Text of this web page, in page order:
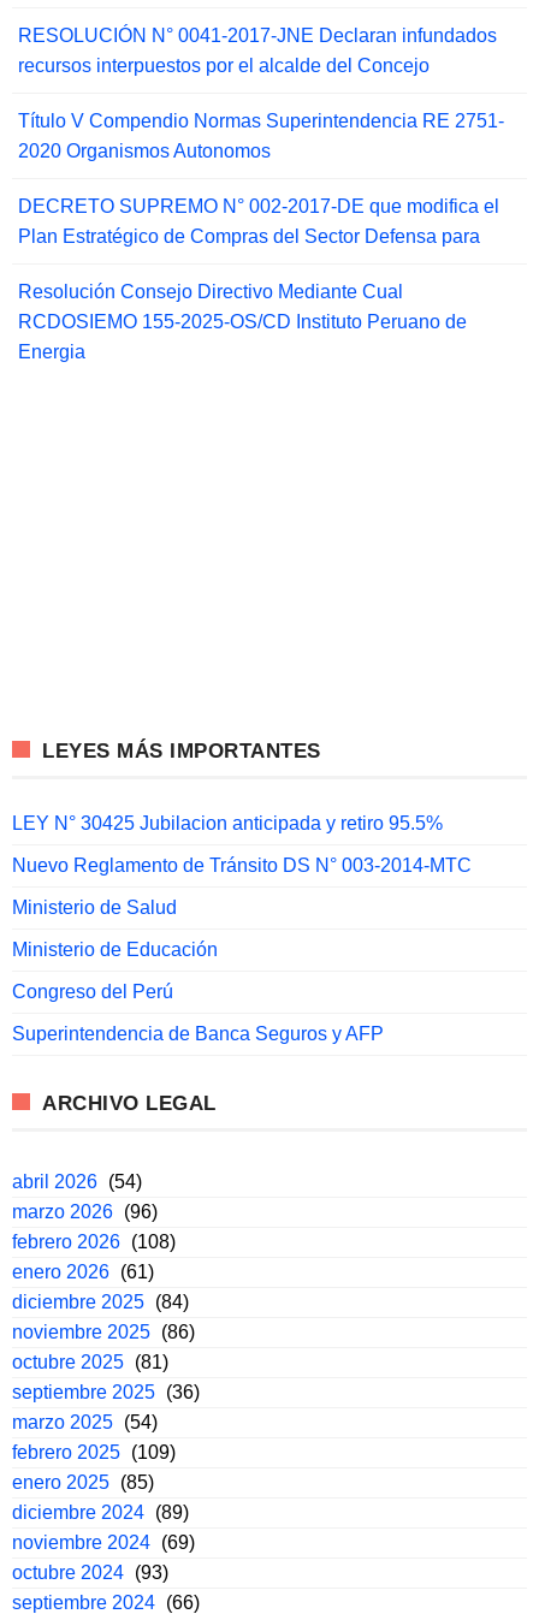
RESOLUCIÓN N° 0041-2017-JNE Declaran infundados
recursos interpuestos por el alcalde del Concejo
Título V Compendio Normas Superintendencia RE 2751-
2020 Organismos Autonomos
DECRETO SUPREMO N° 002-2017-DE que modifica el
Plan Estratégico de Compras del Sector Defensa para
Resolución Consejo Directivo Mediante Cual
RCDOSIEMO 155-2025-OS/CD Instituto Peruano de
Energia
LEYES MÁS IMPORTANTES
LEY N° 30425 Jubilacion anticipada y retiro 95.5%
Nuevo Reglamento de Tránsito DS N° 003-2014-MTC
Ministerio de Salud
Ministerio de Educación
Congreso del Perú
Superintendencia de Banca Seguros y AFP
ARCHIVO LEGAL
abril 2026 (54)
marzo 2026 (96)
febrero 2026 (108)
enero 2026 (61)
diciembre 2025 (84)
noviembre 2025 (86)
octubre 2025 (81)
septiembre 2025 (36)
marzo 2025 (54)
febrero 2025 (109)
enero 2025 (85)
diciembre 2024 (89)
noviembre 2024 (69)
octubre 2024 (93)
septiembre 2024 (66)